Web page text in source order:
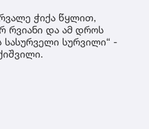
ჭიქა წყლით,
რვიანი და ამ დროს
სურვილი“ -